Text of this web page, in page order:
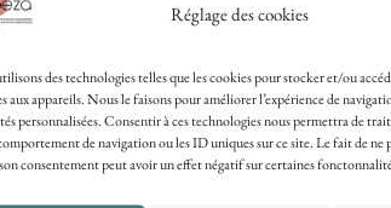
Réglage des cookies
des technologies telles que les cookies pour stocker et/ou
aux appareils. Nous le faisons pour améliorer l’expérience de
personnalisées. Consentir à ces technologies nous permettra de
de navigation ou les ID uniques sur ce site. Le fait de ne
consentement peut avoir un effet négatif sur certaines
des contenus de
idéales !Seul-e avec votre
et de consolider vos